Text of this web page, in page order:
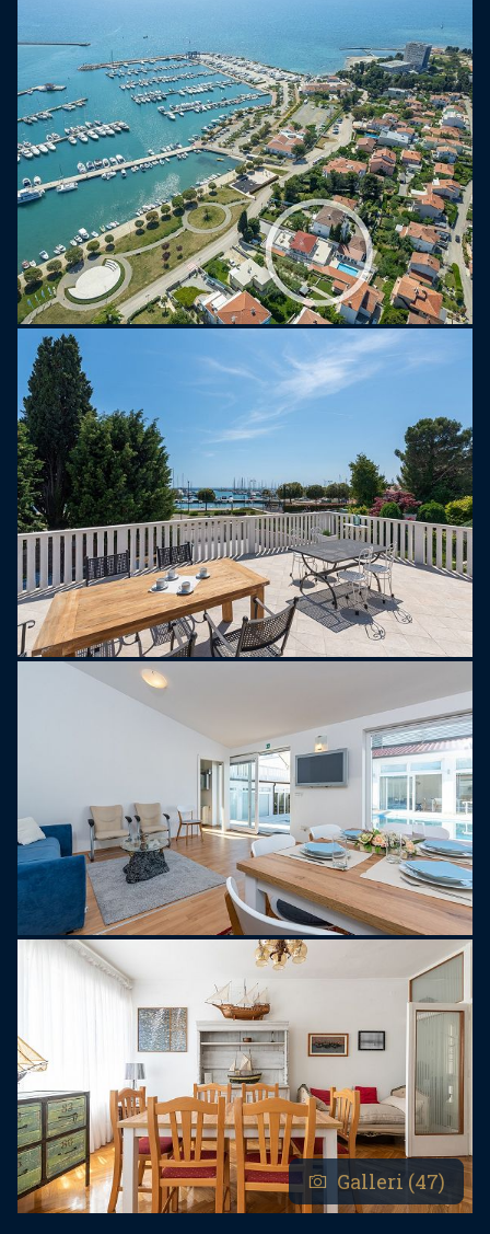
ett separat stenbord i trädgården. Eftersom Casa
Lungomare ligger direkt vid havet, bara några
hundra meter från Umags centrum, kan gästerna
nå många olika aktiviteter till fots. Unga grupper är
välkomna. Fester och hög musik är inte tillåtet.
Staden Umag är känd för att vara en elegant turist-
och sportdestination vid Adriatiska kusten. ATP
Croatia Open har placerat Umag som en
sportdestination för att ta med världens tenniselit
till staden varje år. Naturligtvis är turism den
viktigaste verksamheten i staden och den
omgivande regionen, där du kan hitta många
privatägda lägenheter, rum och villor. Nästan alla
stränder i staden och den omgivande regionen är
stolta ägare av den blå flaggan. Vi rekommenderar
definitivt stadsstranden "Laguna Stella Maris",
omgiven av en tallskog och erbjuder ett stort
utbud av vattensporter, barer och restauranger på
stranden samt stranden "Aurora", där du kan njuta
av vattensporter och vila i skuggan av gamla tallar.
Naturligtvis kan du i Umag hitta många
restauranger som erbjuder traditionella istriska
rätter, barer och nattklubbar.
Galleri (47)